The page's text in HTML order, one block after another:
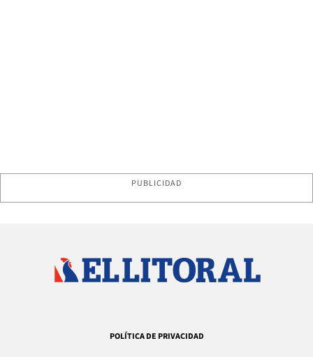
PUBLICIDAD
POLÍTICA DE PRIVACIDAD